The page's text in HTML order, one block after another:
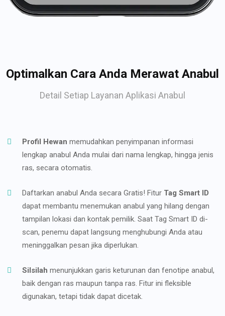
Optimalkan Cara Anda Merawat Anabul
Detail Setiap Layanan Aplikasi Anabul
Profil Hewan memudahkan penyimpanan informasi
lengkap anabul Anda mulai dari nama lengkap, hingga jenis
ras, secara otomatis.
Daftarkan anabul Anda secara Gratis! Fitur Tag Smart ID
dapat membantu menemukan anabul yang hilang dengan
tampilan lokasi dan kontak pemilik. Saat Tag Smart ID di-
scan, penemu dapat langsung menghubungi Anda atau
meninggalkan pesan jika diperlukan.
Silsilah menunjukkan garis keturunan dan fenotipe anabul,
baik dengan ras maupun tanpa ras. Fitur ini fleksible
digunakan, tetapi tidak dapat dicetak.